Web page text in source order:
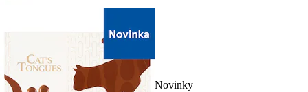
Novinky